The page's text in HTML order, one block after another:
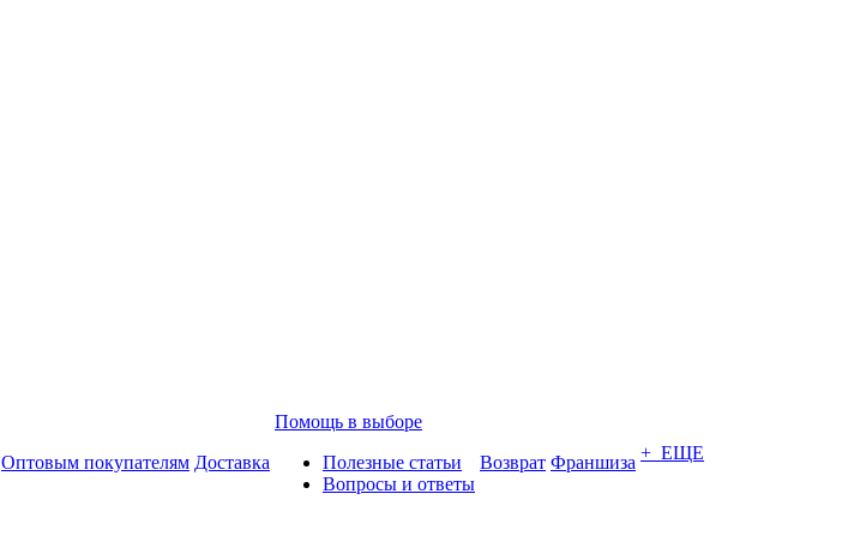
Оптовым покупателям Доставка
Помощь в выборе
Полезные статьи
Вопросы и ответы
Возврат Франшиза + ЕЩЕ